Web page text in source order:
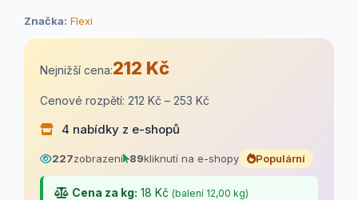
Značka: Flexi
Nejnižší cena:212 Kč
Cenové rozpětí: 212 Kč – 253 Kč
4 nabídky z e-shopů
227zobrazení 89kliknutí na e-shopy Populární
Cena za kg: 18 Kč (balení 12,00 kg)